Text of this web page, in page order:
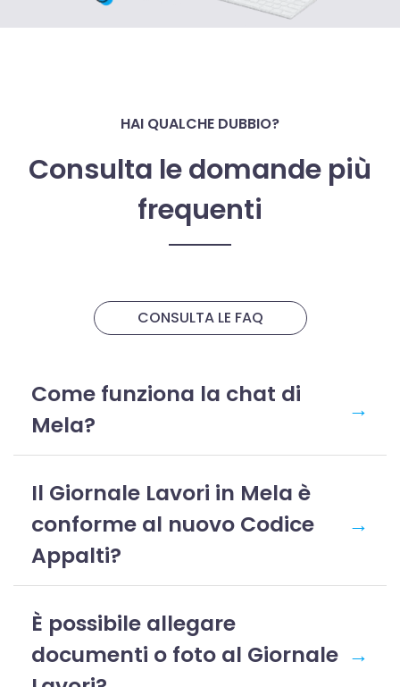
HAI QUALCHE DUBBIO?
Consulta le domande più
frequenti
CONSULTA LE FAQ
Come funziona la chat di
Mela?
→
Il Giornale Lavori in Mela è
conforme al nuovo Codice
Appalti?
→
È possibile allegare
documenti o foto al Giornale →